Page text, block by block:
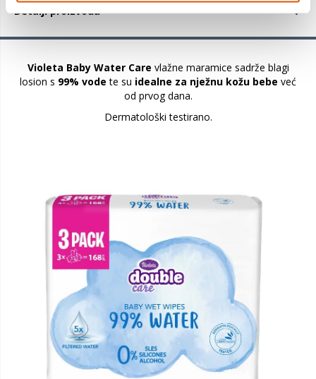
Detalji proizvoda
Violeta Baby Water Care vlažne maramice sadrže blagi
losion s 99% vode te su idealne za nježnu kožu bebe već
od prvog dana.
Dermatološki testirano.